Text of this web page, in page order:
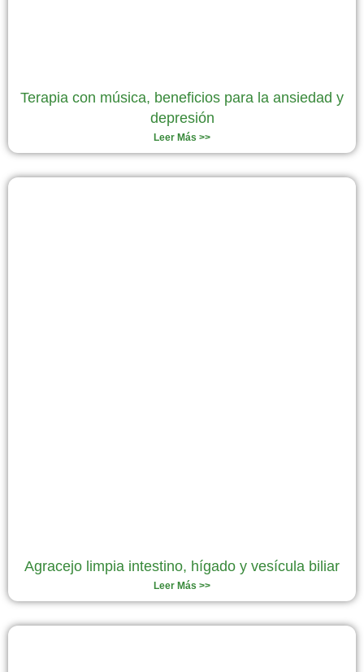
Terapia con música, beneficios para la ansiedad y
depresión
Leer Más >>
Agracejo limpia intestino, hígado y vesícula biliar
Leer Más >>